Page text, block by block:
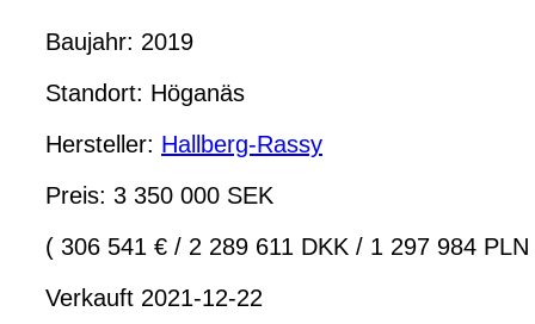
Baujahr: 2019
Standort: Höganäs
Hersteller: Hallberg-Rassy
Preis: 3 350 000 SEK
( 306 541 € / 2 289 611 DKK / 1 297 984 PLN
Verkauft 2021-12-22